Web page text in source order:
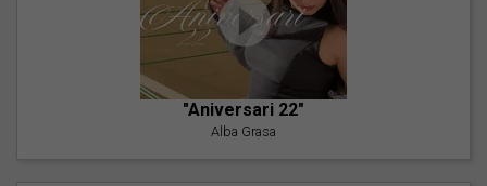
"Aniversari 22"
Alba Grasa